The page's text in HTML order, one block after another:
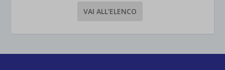
VAI ALL’ELENCO